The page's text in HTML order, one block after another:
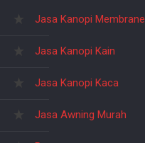
Jasa Kanopi Membrane
Jasa Kanopi Kain
Jasa Kanopi Kaca
Jasa Awning Murah